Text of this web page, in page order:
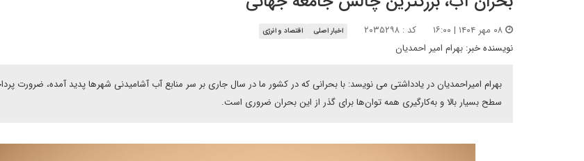
کد : ۲۰۳۵۲۹۸ اخبار اصلی اقتصاد و انرژی
نویسنده خبر: بهرام امیر احمدیان
بهرام امیراحمدیان در یادداشتی می نویسد: با بحرانی که در کشور ما در سال جاری بر سر منابع آب آشامیدنی شهرها پدید آمده، ضرورت
سطح بسیار بالا و به‌کارگیری همه توان‌ها برای گذر از این بحران ضروری است.